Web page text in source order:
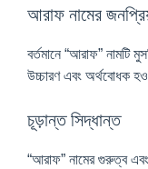
আরাফ নামের
বর্তমানে “আরাফ” নামটি
উচ্চারণ এবং অর্থবোধক
চূড়ান্ত সিদ্ধান্ত
“আরাফ” নামের গুরুত্ব এবং